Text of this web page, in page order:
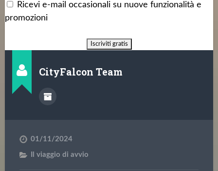
Ricevi e-mail occasionali su nuove funzionalità e
promozioni
CityFalcon Team
01/11/2024
Il viaggio di avvio